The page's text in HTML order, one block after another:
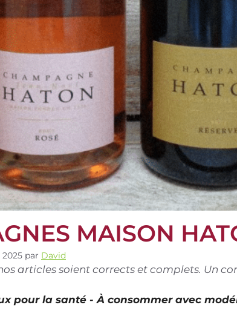
MAISON
par David
articles soient corrects et complets. Un
pour la santé - À consommer avec